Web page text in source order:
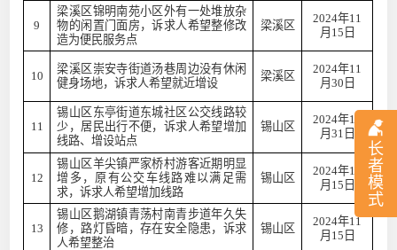
长
者
模
式
9
梁溪区锦明南苑小区外有一处堆放杂
物的闲置门面房，诉求人希望整修改
造为便民服务点
梁溪区
2024年11
月15日
10
梁溪区崇安寺街道汤巷周边没有休闲
健身场地，诉求人希望就近增设
梁溪区
2024年11
月30日
11
锡山区东亭街道东城社区公交线路较
少，居民出行不便，诉求人希望增加
线路、增设站点
锡山区
2024年10
月31日
12
锡山区羊尖镇严家桥村游客近期明显
增多，原有公交车线路难以满足需
求，诉求人希望增加线路
锡山区
2024年10
月15日
13
锡山区鹅湖镇青荡村南青步道年久失
修，路灯昏暗，存在安全隐患，诉求
人希望整治
锡山区
2024年11
月15日